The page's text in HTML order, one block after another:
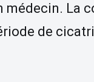
La
de